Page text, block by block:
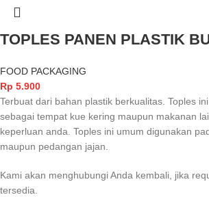
TOPLES PANEN PLASTIK
FOOD PACKAGING
Rp 5.900
Terbuat dari bahan plastik berkualitas. Toples
sebagai tempat kue kering maupun makanan
keperluan anda. Toples ini umum digunakan
maupun pedangan jajan.
Kami akan menghubungi Anda kembali, jika
tersedia.